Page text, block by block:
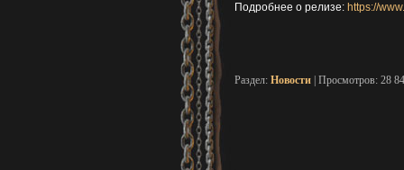
Подробнее о релизе: https://
Раздел: Новости | Просмотров: 28